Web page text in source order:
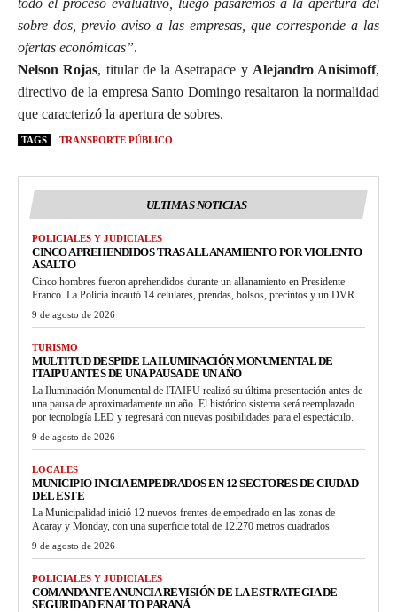
sobre dos, previo aviso a las empresas, que corresponde a las
ofertas económicas”.
Nelson Rojas, titular de la Asetrapace y Alejandro Anisimoff,
directivo de la empresa Santo Domingo resaltaron la normalidad
que caracterizó la apertura de sobres.
TAGS TRANSPORTE PÚBLICO
ULTIMAS NOTICIAS
POLICIALES Y JUDICIALES
CINCO APREHENDIDOS TRAS ALLANAMIENTO POR VIOLENTO
ASALTO
Cinco hombres fueron aprehendidos durante un allanamiento en Presidente
Franco. La Policía incautó 14 celulares, prendas, bolsos, precintos y un DVR.
9 de agosto de 2026
TURISMO
MULTITUD DESPIDE LA ILUMINACIÓN MONUMENTAL DE
ITAIPU ANTES DE UNA PAUSA DE UN AÑO
La Iluminación Monumental de ITAIPU realizó su última presentación antes de
una pausa de aproximadamente un año. El histórico sistema será reemplazado
por tecnología LED y regresará con nuevas posibilidades para el espectáculo.
9 de agosto de 2026
LOCALES
MUNICIPIO INICIA EMPEDRADOS EN 12 SECTORES DE CIUDAD
DEL ESTE
La Municipalidad inició 12 nuevos frentes de empedrado en las zonas de
Acaray y Monday, con una superficie total de 12.270 metros cuadrados.
9 de agosto de 2026
POLICIALES Y JUDICIALES
COMANDANTE ANUNCIA REVISIÓN DE LA ESTRATEGIA DE
SEGURIDAD EN ALTO PARANÁ